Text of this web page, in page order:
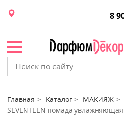
8
Главная Каталог МАКИЯЖ
SEVENTEEN помада увлажняющая